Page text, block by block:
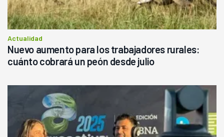
Actualidad
Nuevo aumento para los trabajadores rurales:
cuánto cobrará un peón desde julio